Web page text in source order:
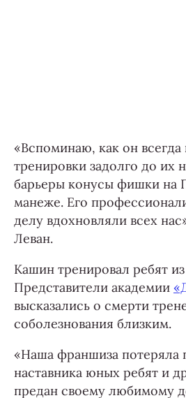
«Вспоминаю, как он
тренировки задолго до их
барьеры конусы фишки на
манеже. Его
делу вдохновляли всех
Леван.
Кашин тренировал ребят
Представители академии
высказались о смерти
соболезнования близким.
«Наша франшиза потеряла
наставника юных ребят и
предан своему любимому